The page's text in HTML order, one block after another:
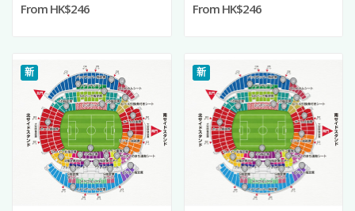
From HK$246 From HK$246
新 新